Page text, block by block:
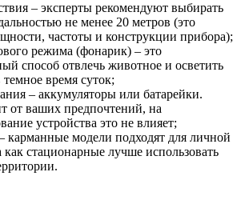
– эксперты рекомендуют выбирать
не менее 20 метров (это
частоты и конструкции прибора);
режима (фонарик) – это
способ отвлечь животное и осветить
время суток;
– аккумуляторы или батарейки.
от ваших предпочтений, на
устройства это не влияет;
карманные модели подходят для личной
как стационарные лучше использовать